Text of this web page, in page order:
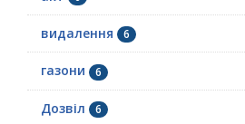
видалення 6
газони 6
Дозвіл 6